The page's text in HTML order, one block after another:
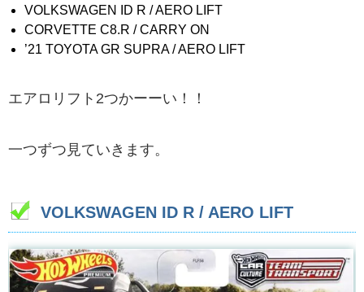
VOLKSWAGEN ID R / AERO LIFT
CORVETTE C8.R / CARRY ON
’21 TOYOTA GR SUPRA / AERO LIFT
エアロリフト2つかーーい！！
一つずつ見ていきます。
VOLKSWAGEN ID R / AERO LIFT